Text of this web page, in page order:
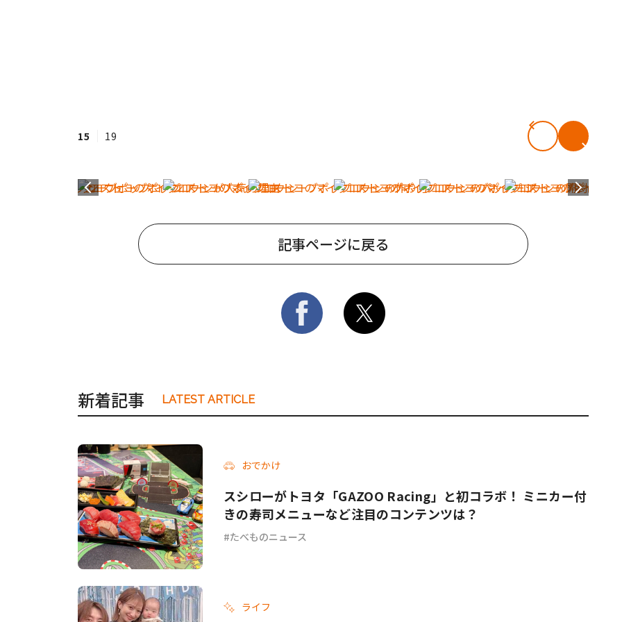
15 19
記事ページに戻る
新着記事 LATEST ARTICLE
おでかけ
スシローがトヨタ「GAZOO Racing」と初コラボ！ ミニカー付
きの寿司メニューなど注目のコンテンツは？
たべものニュース
ライフ